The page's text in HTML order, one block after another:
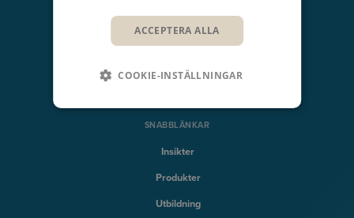
SNABBLÄNKAR
Insikter
Produkter
Utbildning
ACCEPTERA ALLA
COOKIE-INSTÄLLNINGAR